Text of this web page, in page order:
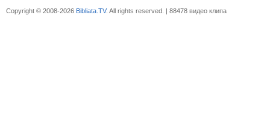
Copyright © 2008-2026 Bibliata.TV. All rights reserved. | 88478 видео клипа